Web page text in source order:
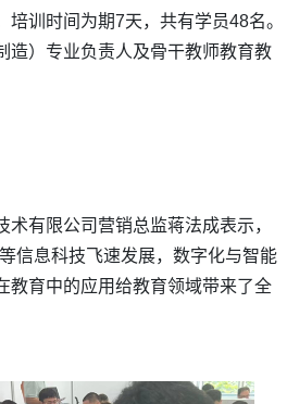
训时间为期7天，共有学员48名。
造）专业负责人及骨干教师教育教
有限公司营销总监蒋法成表示，
信息科技飞速发展，数字化与智能
教育中的应用给教育领域带来了全